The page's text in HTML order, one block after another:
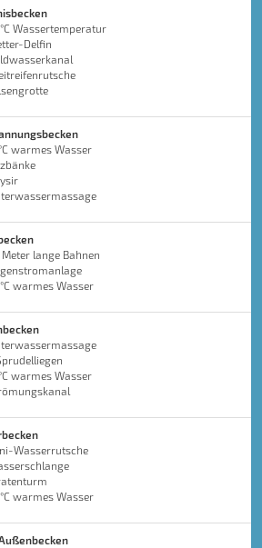
Wassertemperatur
Delfin
warmes Wasser
Meter lange Bahnen
warmes Wasser
warmes Wasser
Wasserrutsche
warmes Wasser